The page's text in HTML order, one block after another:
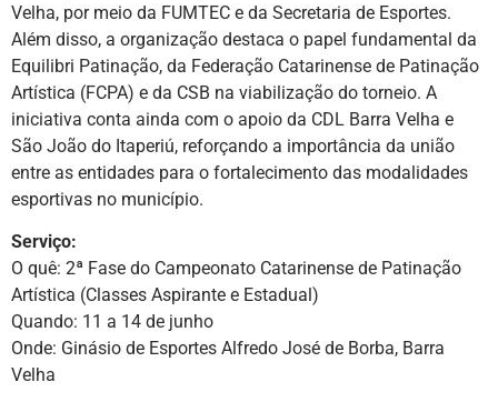
Velha, por meio da FUMTEC e da Secretaria de Esportes.
Além disso, a organização destaca o papel fundamental da
Equilibri Patinação, da Federação Catarinense de Patinação
Artística (FCPA) e da CSB na viabilização do torneio. A
iniciativa conta ainda com o apoio da CDL Barra Velha e
São João do Itaperiú, reforçando a importância da união
entre as entidades para o fortalecimento das modalidades
esportivas no município.
Serviço:
O quê: 2ª Fase do Campeonato Catarinense de Patinação
Artística (Classes Aspirante e Estadual)
Quando: 11 a 14 de junho
Onde: Ginásio de Esportes Alfredo José de Borba, Barra
Velha